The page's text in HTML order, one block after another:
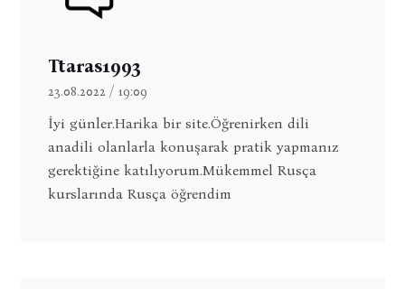
Ttaras1993
23.08.2022 / 19:09
İyi günler.Harika bir site.Öğrenirken dili
anadili olanlarla konuşarak pratik yapmanız
gerektiğine katılıyorum.Mükemmel Rusça
kurslarında Rusça öğrendim